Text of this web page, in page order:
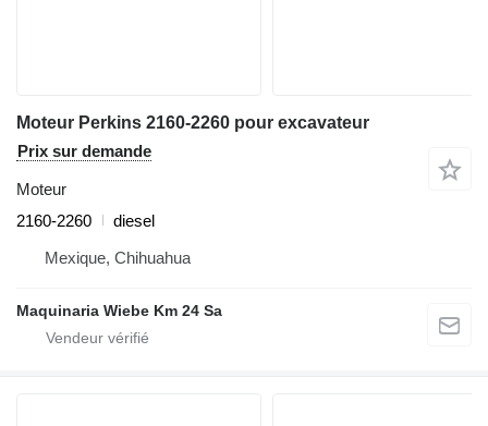
Moteur Perkins 2160-2260 pour excavateur
Prix sur demande
Moteur
2160-2260
diesel
Mexique, Chihuahua
Maquinaria Wiebe Km 24 Sa